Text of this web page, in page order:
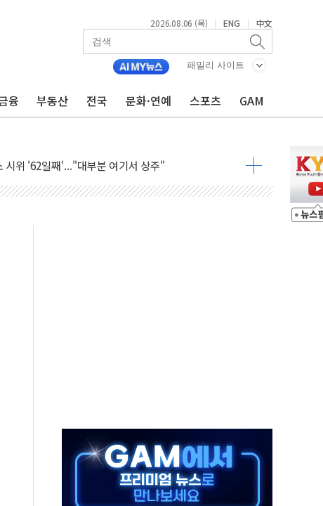
2026.08.06 (목) | ENG | 中文
패밀리 사이트
융 부동산 전국 문화·연예 스포츠 GAM
닌 무해한 표면 부식 물질"
30여분만에 진화...외국인 노동자 숨져
환·가축 피해 최소화 '총력 대응'
유입에도 박스권…美 암호화폐 법안 처리 여부도 변수
…온열질환자 2665명·사망 23명
두 종목에 코스피 '휘청'
탄도미사일 발사
년 이상…리뉴얼이 경쟁력 가른다
개혁위에 보완수사권 폐지 우려 전달
수무책… 패트리엇 미사일 지원, 작년의 3분의 1
구속 송치
…'당정대 회의' 한동훈·방기선 수사도 속도
절정…서울 한낮 39도
여분 만에 진화
형사사법 틀 바꿔…국민 불안감 가중"
억원…전년 比 21.2%↑